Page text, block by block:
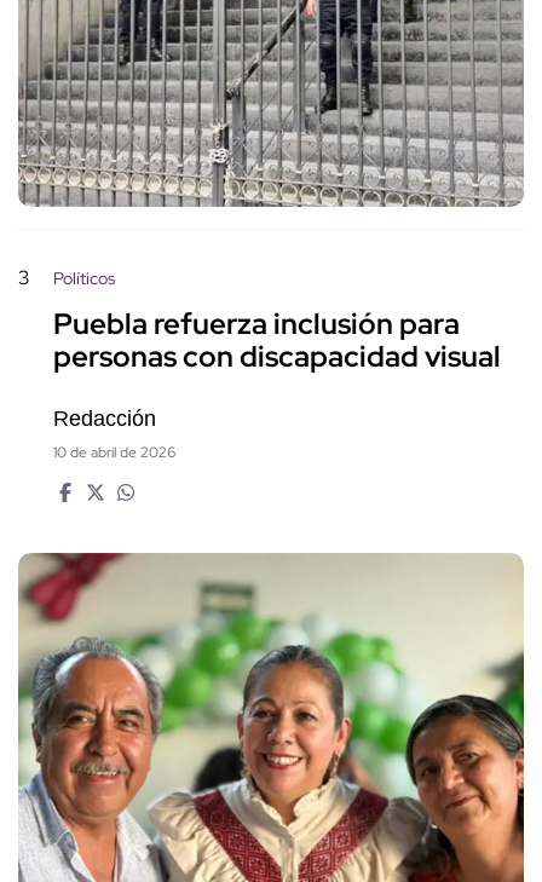
3 Políticos
Puebla refuerza inclusión para
personas con discapacidad visual
Redacción
10 de abril de 2026